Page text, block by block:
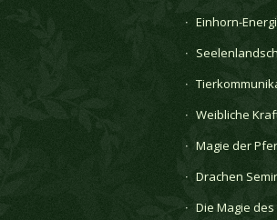
Einhorn-
Weibliche
Magie der
Drachen
Die Magie des